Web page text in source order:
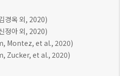
경옥 외, 2020)
정아 외, 2020)
Montez, et al., 2020)
Zucker, et al., 2020)